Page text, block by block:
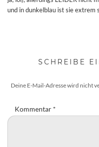
und in dunkelblau ist sie extrem
SCHREIBE
Deine E-Mail-Adresse wird nicht
Kommentar *